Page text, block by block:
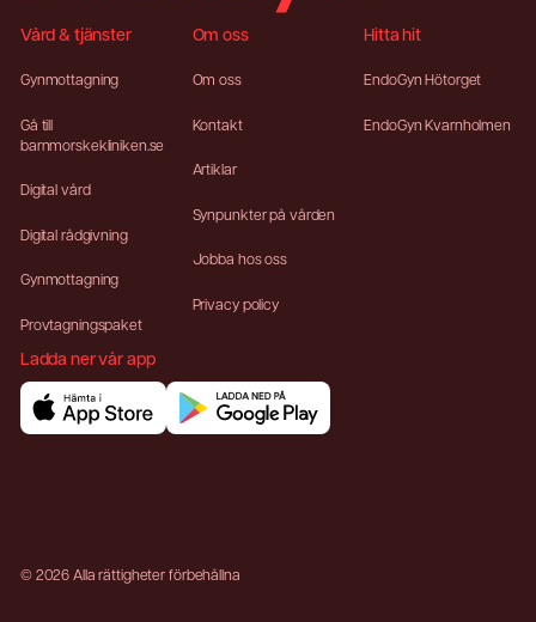
Vård & tjänster
Gynmottagning
Gå till
barnmorskekliniken.se
Digital vård
Digital rådgivning
Gynmottagning
Provtagningspaket
Om oss
Om oss
Kontakt
Artiklar
Synpunkter på vården
Jobba hos oss
Privacy policy
Hitta hit
EndoGyn Hötorget
EndoGyn Kvarnholmen
Ladda ner vår app
©2026Alla rättigheter förbehållna